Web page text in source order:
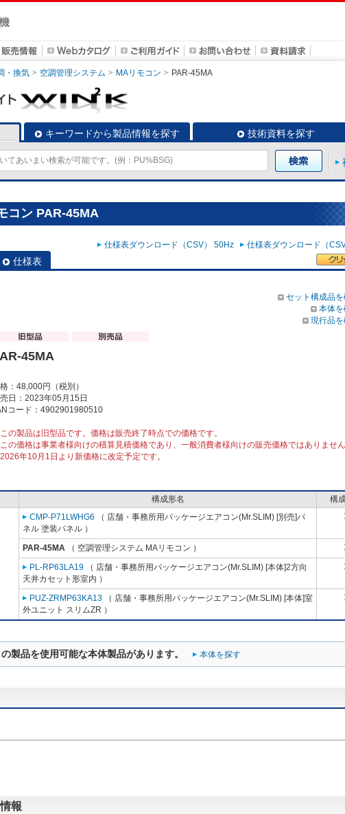
・換気 空調管理システム MAリモコン PAR-45MA
キーワードから製品情報を探す 技術資料を探す
コン PAR-45MA
仕様表ダウンロード（CSV） 50Hz 仕様表ダウンロード（
仕様表
セット構成品
本体
現行品
45MA
：48,000円（税別）
日：2023年05月15日
コード：4902901980510
の製品は旧型品です。価格は販売終了時点での価格です。
の価格は事業者様向けの積算見積価格であり、一般消費者様向けの販売価格ではありませ
年10月1日より新価格に改定予定です。
構成形名
構
CMP-P71LWHG6 （ 店舗・事務所用パッケージエアコン(Mr.SLIM) [別売]パ
ネル 塗装パネル ）
PAR-45MA （ 空調管理システム MAリモコン ）
PL-RP63LA19 （ 店舗・事務所用パッケージエアコン(Mr.SLIM) [本体]2方向
天井カセット形室内 ）
PUZ-ZRMP63KA13 （ 店舗・事務所用パッケージエアコン(Mr.SLIM) [本体]室
外ユニット スリムZR ）
製品を使用可能な本体製品があります。 本体を探す
報